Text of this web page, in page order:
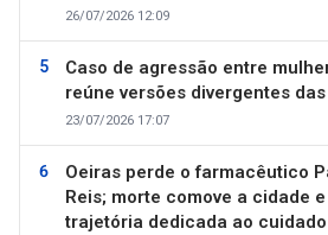
26/07/2026 12:09
Caso de agressão entre
reúne versões divergentes
23/07/2026 17:07
Oeiras perde o farmacêutico
Reis; morte comove a cidade
trajetória dedicada ao